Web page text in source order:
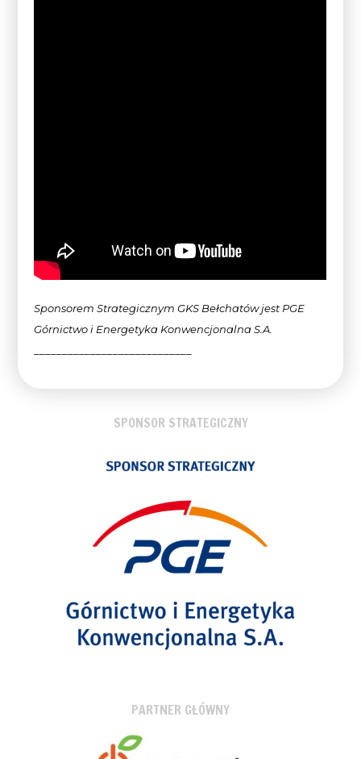
Sponsorem Strategicznym GKS Bełchatów jest PGE
Górnictwo i Energetyka Konwencjonalna S.A.
SPONSOR STRATEGICZNY
PARTNER GŁÓWNY